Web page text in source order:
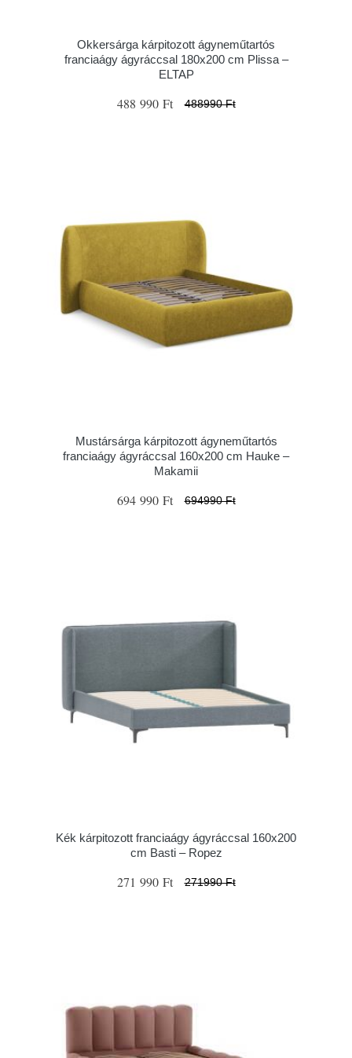
Okkersárga kárpitozott ágyneműtartós
franciaágy ágyráccsal 180x200 cm Plissa –
ELTAP
488 990 Ft 488990 Ft
Mustársárga kárpitozott ágyneműtartós
franciaágy ágyráccsal 160x200 cm Hauke –
Makamii
694 990 Ft 694990 Ft
Kék kárpitozott franciaágy ágyráccsal 160x200
cm Basti – Ropez
271 990 Ft 271990 Ft